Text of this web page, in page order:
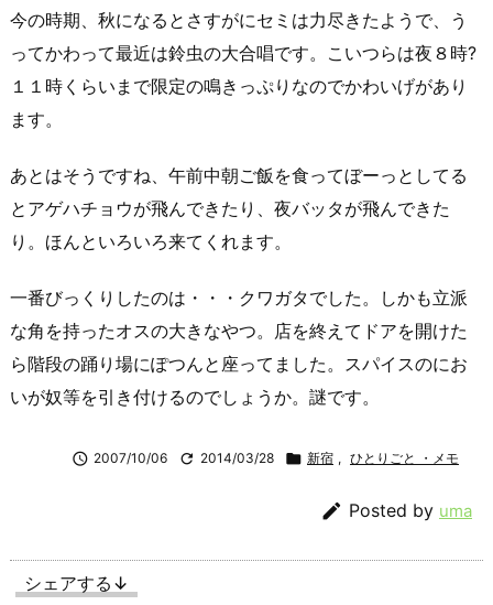
今の時期、秋になるとさすがにセミは力尽きたようで、う
ってかわって最近は鈴虫の大合唱です。こいつらは夜８時?
１１時くらいまで限定の鳴きっぷりなのでかわいげがあり
ます。
あとはそうですね、午前中朝ご飯を食ってぼーっとしてる
とアゲハチョウが飛んできたり、夜バッタが飛んできた
り。ほんといろいろ来てくれます。
一番びっくりしたのは・・・クワガタでした。しかも立派
な角を持ったオスの大きなやつ。店を終えてドアを開けた
ら階段の踊り場にぽつんと座ってました。スパイスのにお
いが奴等を引き付けるのでしょうか。謎です。
 2007/10/06  2014/03/28  新宿 , ひとりごと ・メモ
 Posted by uma
シェアする↓